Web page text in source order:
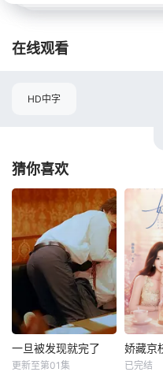
在线观看
HD中字
猜你喜欢
一旦被发现就完了
更新至第01集
娇藏京
已完结